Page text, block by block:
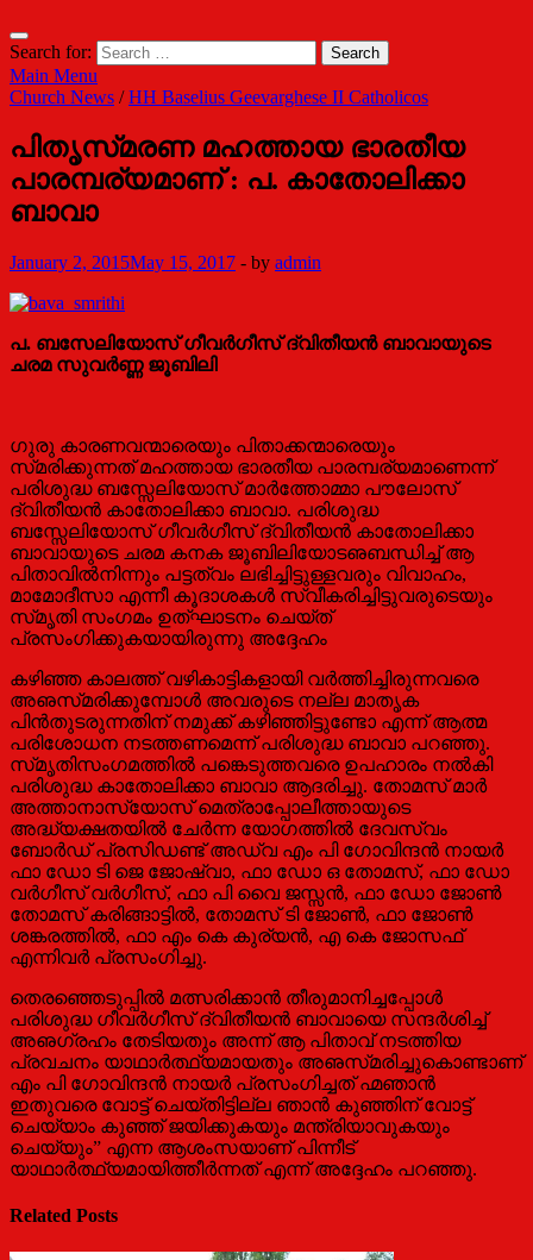
Search for:
Main Menu
Church News /HH Baselius Geevarghese II Catholicos
പിതൃസ്‌മരണ മഹത്തായ ഭാരതീയ
പാരമ്പര്യമാണ്‌ : പ. കാതോലിക്കാ
ബാവാ
January 2, 2015May 15, 2017 - by admin
പ. ബസേലിയോസ് ഗീവര്‍ഗീസ് ദ്വിതീയന്‍ ബാവായുടെ
ചരമ സുവര്‍ണ്ണ ജൂബിലി
ഗുരു കാരണവന്മാരെയും പിതാക്കന്മാരെയും
സ്‌മരിക്കുന്നത്‌ മഹത്തായ ഭാരതീയ പാരമ്പര്യമാണെന്ന്‌
പരിശുദ്ധ ബസ്സേലിയോസ്‌ മാര്‍ത്തോമ്മാ പൗലോസ്‌
ദ്വിതീയന്‍ കാതോലിക്കാ ബാവാ. പരിശുദ്ധ
ബസ്സേലിയോസ്‌ ഗീവര്‍ഗീസ്‌ ദ്വിതീയന്‍ കാതോലിക്കാ
ബാവായുടെ ചരമ കനക ജൂബിലിയോടഌബന്ധിച്ച്‌ ആ
പിതാവില്‍നിന്നും പട്ടത്വം ലഭിച്ചിട്ടുള്ളവരും വിവാഹം,
മാമോദീസാ എന്നീ കൂദാശകള്‍ സ്വീകരിച്ചിട്ടുവരുടെയും
സ്‌മൃതി സംഗമം ഉത്‌ഘാടനം ചെയ്‌ത്‌
പ്രസംഗിക്കുകയായിരുന്നു അദ്ദേഹം
കഴിഞ്ഞ കാലത്ത്‌ വഴികാട്ടികളായി വര്‍ത്തിച്ചിരുന്നവരെ
അഌസ്‌മരിക്കുമ്പോള്‍ അവരുടെ നല്ല മാതൃക
പിന്‍തുടരുന്നതിന്‌ നമുക്ക്‌ കഴിഞ്ഞിട്ടുണ്ടോ എന്ന്‌ ആത്മ
പരിശോധന നടത്തണമെന്ന്‌ പരിശുദ്ധ ബാവാ പറഞ്ഞു.
സ്‌മൃതിസംഗമത്തില്‍ പങ്കെടുത്തവരെ ഉപഹാരം നല്‍കി
പരിശുദ്ധ കാതോലിക്കാ ബാവാ ആദരിച്ചു. തോമസ്‌ മാര്‍
അത്താനാസ്യോസ്‌ മെത്രാപ്പോലീത്തായുടെ
അദ്ധ്യക്ഷതയില്‍ ചേര്‍ന്ന യോഗത്തില്‍ ദേവസ്വം
ബോര്‍ഡ്‌ പ്രസിഡണ്ട്‌ അഡ്വ എം പി ഗോവിന്ദന്‍ നായര്‍
ഫാ ഡോ ടി ജെ ജോഷ്വാ, ഫാ ഡോ ഒ തോമസ്‌, ഫാ ഡോ
വര്‍ഗീസ്‌ വര്‍ഗീസ്‌, ഫാ പി വൈ ജസ്സന്‍, ഫാ ഡോ ജോണ്‍
തോമസ്‌ കരിങ്ങാട്ടില്‍, തോമസ്‌ ടി ജോണ്‍, ഫാ ജോണ്‍
ശങ്കരത്തില്‍, ഫാ എം കെ കുര്യന്‍, എ കെ ജോസഫ്‌
എന്നിവര്‍ പ്രസംഗിച്ചു.
തെരഞ്ഞെടുപ്പില്‍ മത്സരിക്കാന്‍ തീരുമാനിച്ചപ്പോള്‍
പരിശുദ്ധ ഗീവര്‍ഗീസ്‌ ദ്വിതീയന്‍ ബാവായെ സന്ദര്‍ശിച്ച്‌
അഌഗ്രഹം തേടിയതും അന്ന്‌ ആ പിതാവ്‌ നടത്തിയ
പ്രവചനം യാഥാര്‍ത്ഥ്യമായതും അഌസ്‌മരിച്ചുകൊണ്ടാണ്‌
എം പി ഗോവിന്ദന്‍ നായര്‍ പ്രസംഗിച്ചത്‌ ഹ്മഞാന്‍
ഇതുവരെ വോട്ട്‌ ചെയ്‌തിട്ടില്ല ഞാന്‍ കുഞ്ഞിന്‌ വോട്ട്‌
ചെയ്യാം കുഞ്ഞ്‌ ജയിക്കുകയും മന്ത്രിയാവുകയും
ചെയ്യും” എന്ന ആശംസയാണ്‌ പിന്നീട്‌
യാഥാര്‍ത്ഥ്യമായിത്തീര്‍ന്നത്‌ എന്ന്‌ അദ്ദേഹം പറഞ്ഞു.
Related Posts